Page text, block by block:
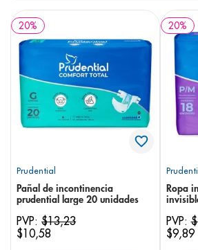
20%
Prudential
Pañal de incontinencia
prudential large 20 unidades
PVP: $13,23
$10,58
20%
Ropa
PVP:$
$9,89